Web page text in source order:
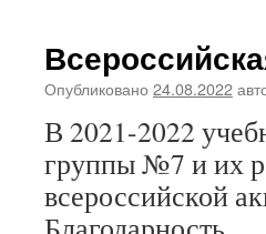
Опубликовано 24.08.2022
В 2021-2022
группы №7 и их
всероссийской